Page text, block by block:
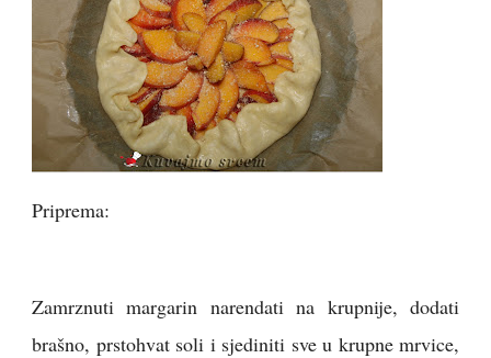
Priprema:
Zamrznuti margarin narendati na krupnije, dodati
brašno, prstohvat soli i sjediniti sve u krupne mrvice,